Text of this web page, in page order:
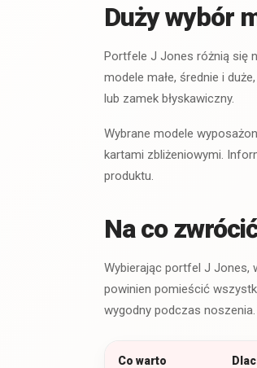
Duży wybór
Portfele J Jones różnią się
modele małe, średnie i
lub zamek błyskawiczny.
Wybrane modele
kartami zbliżeniowymi.
produktu.
Na co
Wybierając portfel J Jones,
powinien pomieścić
wygodny podczas noszenia.
Co warto